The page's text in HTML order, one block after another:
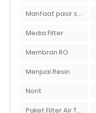
Manfaat pasir silika bagi kehidupan
Media Filter
Membran RO
Menjual Resin
Norit
Paket Filter Air Tanah